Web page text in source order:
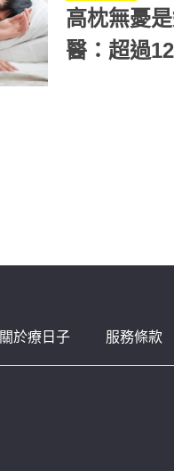
高枕無憂
醫：超過
關於療日子 服務條款